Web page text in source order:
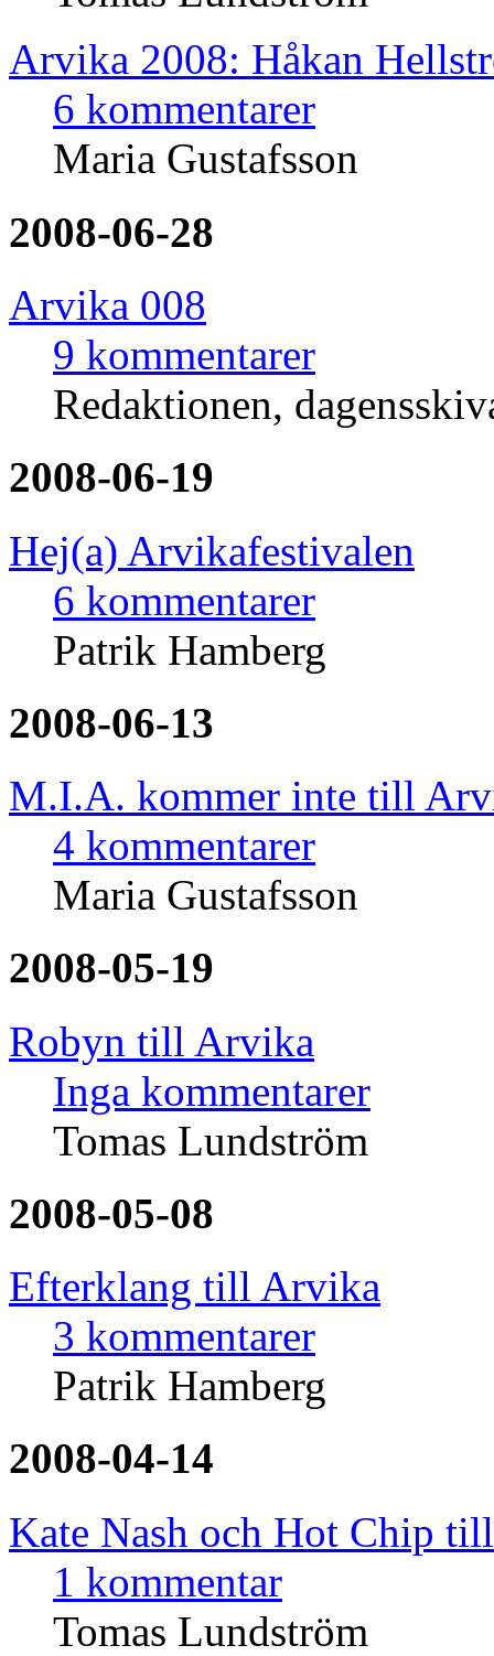
Arvika 2008: Håkan
6 kommentarer
Maria Gustafsson
2008-06-28
Arvika 008
9 kommentarer
Redaktionen,
2008-06-19
Hej(a) Arvikafestivalen
6 kommentarer
Patrik Hamberg
2008-06-13
M.I.A. kommer inte till
4 kommentarer
Maria Gustafsson
2008-05-19
Robyn till Arvika
Inga kommentarer
Tomas Lundström
2008-05-08
Efterklang till Arvika
3 kommentarer
Patrik Hamberg
2008-04-14
Kate Nash och Hot Chip
1 kommentar
Tomas Lundström